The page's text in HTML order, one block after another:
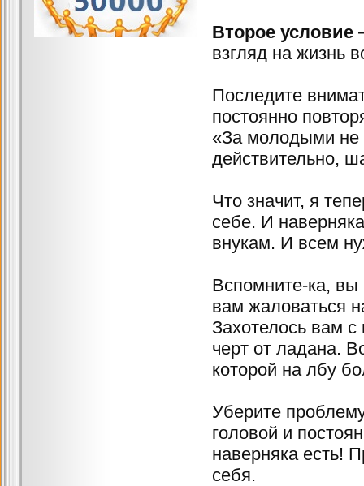
Второе условие
взгляд на жизнь
Последите
постоянно
«За молодыми не
действительно,
Что значит, я
себе. И
внукам. И всем
Вспомните-ка, вы
вам жаловаться
Захотелось вам
черт от ладана.
которой на лбу
Уберите
головой и
наверняка есть!
себя.